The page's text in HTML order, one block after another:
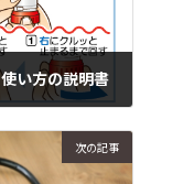
い方の説明書
次の記事